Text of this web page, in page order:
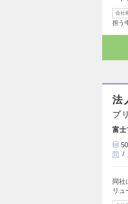
会社
担う
法
プ
富士
問
同社
リ